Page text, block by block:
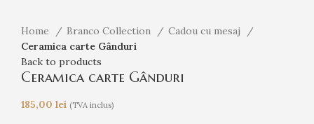
Home
Branco Collection
Cadou cu mesaj
Ceramica carte Gânduri
Back to products
Ceramica carte Gânduri
185,00 lei (TVA inclus)